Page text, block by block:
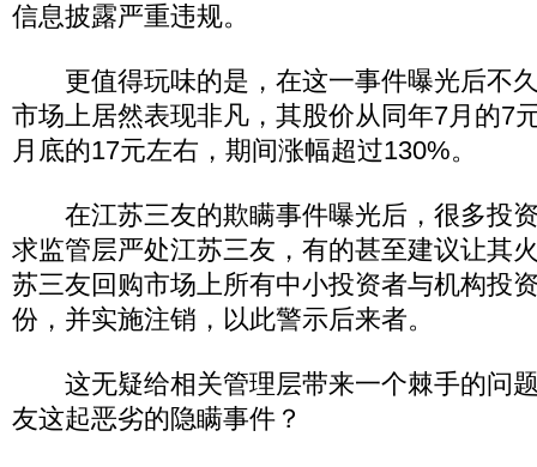
信息披露严重违规。
更值得玩味的是，在这一事件曝光后不
市场上居然表现非凡，其股价从同年7月的7
月底的17元左右，期间涨幅超过130%。
在江苏三友的欺瞒事件曝光后，很多投
求监管层严处江苏三友，有的甚至建议让其
苏三友回购市场上所有中小投资者与机构投
份，并实施注销，以此警示后来者。
这无疑给相关管理层带来一个棘手的问
友这起恶劣的隐瞒事件？